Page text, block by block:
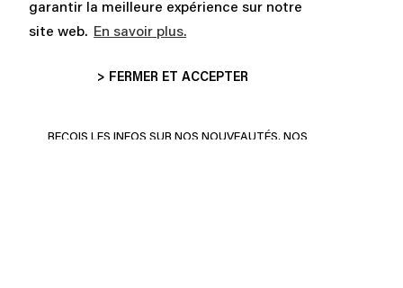
garantir la meilleure expérience sur notre
site web. En savoir plus.
> FERMER ET ACCEPTER
ABONNE-TOI ET PROFITE DE
REÇOIS LES INFOS SUR NOS NOUVEAUTÉS, NOS